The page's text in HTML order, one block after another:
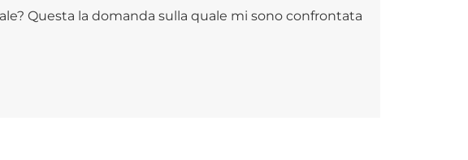
Questa la domanda sulla quale mi sono confrontata